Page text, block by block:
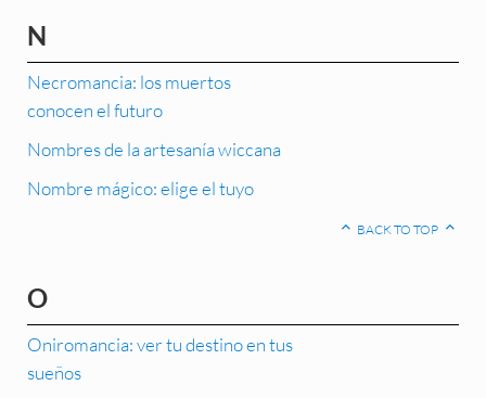
N
Necromancia: los muertos
conocen el futuro
Nombres de la artesanía wiccana
Nombre mágico: elige el tuyo
BACK TO TOP
O
Oniromancia: ver tu destino en tus
sueños